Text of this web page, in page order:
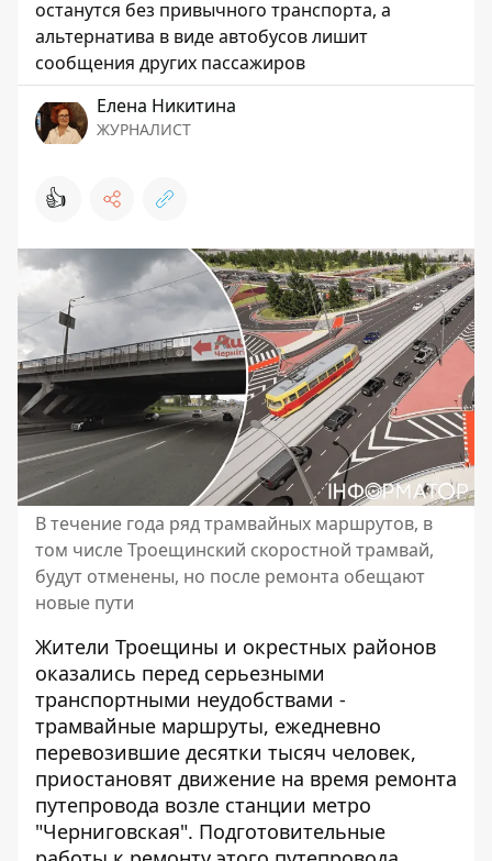
останутся без привычного транспорта, а
альтернатива в виде автобусов лишит
сообщения других пассажиров
Елена Никитина
ЖУРНАЛИСТ
👍
В течение года ряд трамвайных маршрутов, в
том числе Троещинский скоростной трамвай,
будут отменены, но после ремонта обещают
новые пути
Жители Троещины и окрестных районов
оказались перед серьезными
транспортными неудобствами -
трамвайные маршруты, ежедневно
перевозившие десятки тысяч человек,
приостановят движение на время ремонта
путепровода возле станции метро
"Черниговская". Подготовительные